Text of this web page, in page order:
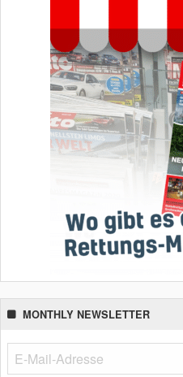
MONTHLY NEWSLETTER